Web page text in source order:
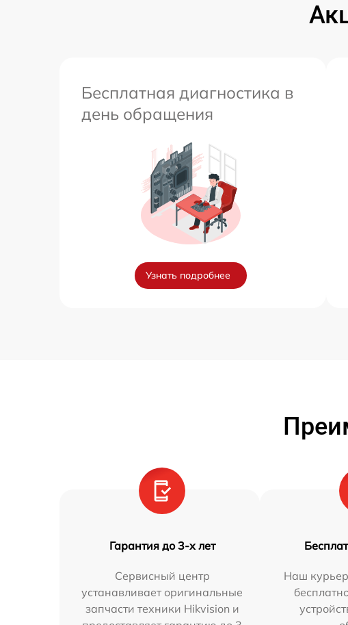
Бесплатная диагностика в
день обращения
Узнать подробнее
Гарантия до 3-х лет
Сервисный центр
устанавливает оригинальные
запчасти техники Hikvision и
Наш